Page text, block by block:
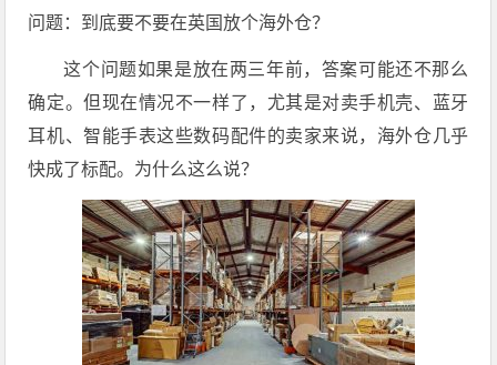
问题：到底要不要在英国放个海外仓？
这个问题如果是放在两三年前，答案可能还不那么
确定。但现在情况不一样了，尤其是对卖手机壳、蓝牙
耳机、智能手表这些数码配件的卖家来说，海外仓几乎
快成了标配。 为什么这么说？